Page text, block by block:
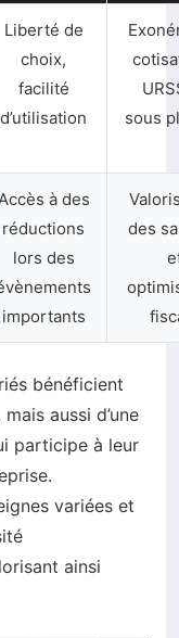
Liberté de
choix,
facilité
d’utilisation
sous
à des
réductions
lors des
importants
des
bénéficient
aussi d’une
participe à leur
variées et
ainsi